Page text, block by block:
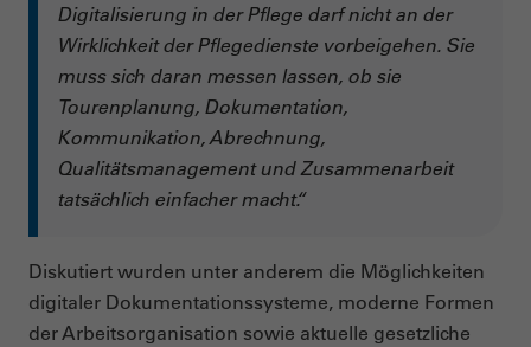
Digitalisierung in der Pflege darf nicht an der
Wirklichkeit der Pflegedienste vorbeigehen. Sie
muss sich daran messen lassen, ob sie
Tourenplanung, Dokumentation,
Kommunikation, Abrechnung,
Qualitätsmanagement und Zusammenarbeit
tatsächlich einfacher macht.“
Diskutiert wurden unter anderem die Möglichkeiten
digitaler Dokumentationssysteme, moderne Formen
der Arbeitsorganisation sowie aktuelle gesetzliche